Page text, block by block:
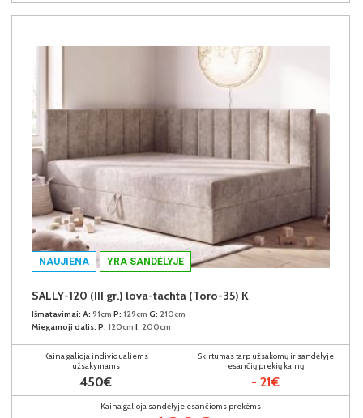
NAUJIENA YRA SANDĖLYJE
SALLY-120 (III gr.) lova-tachta (Toro-35) K
Išmatavimai: A: 91cm P: 129cm G: 210cm
Miegamoji dalis: P: 120cm I: 200cm
Kaina galioja individualiems
užsakymams
450€
Skirtumas tarp užsakomų ir sandėlyje
esančių prekių kainų
- 21€
Kaina galioja sandėlyje esančioms prekėms